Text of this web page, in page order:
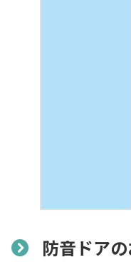
防音ドア